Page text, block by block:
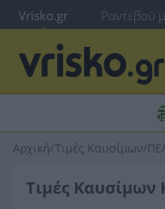
Vrisko.gr Ραντεβού
Αρχική/Τιμές Καυσίμων/
Τιμές